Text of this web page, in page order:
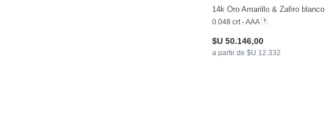
14k Oro Amarillo & Zafiro blanco
0.048 crt - AAA
$U 50.146,00
a partir de $U 12.332